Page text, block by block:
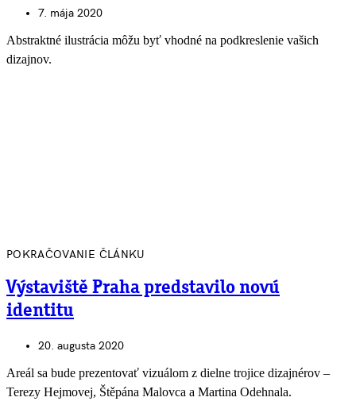
7. mája 2020
Abstraktné ilustrácia môžu byť vhodné na podkreslenie vašich
dizajnov.
POKRAČOVANIE ČLÁNKU
Výstaviště Praha predstavilo novú
identitu
20. augusta 2020
Areál sa bude prezentovať vizuálom z dielne trojice dizajnérov –
Terezy Hejmovej, Štěpána Malovca a Martina Odehnala.